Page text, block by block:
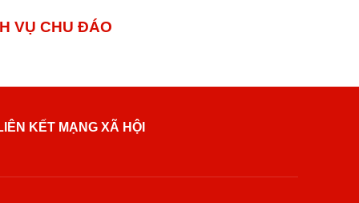
CHU ĐÁO
KẾT MẠNG XÃ HỘI